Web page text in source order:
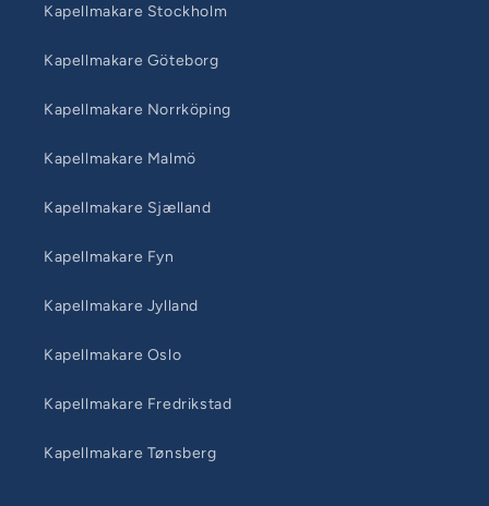
Kapellmakare Stockholm
Kapellmakare Göteborg
Kapellmakare Norrköping
Kapellmakare Malmö
Kapellmakare Sjælland
Kapellmakare Fyn
Kapellmakare Jylland
Kapellmakare Oslo
Kapellmakare Fredrikstad
Kapellmakare Tønsberg